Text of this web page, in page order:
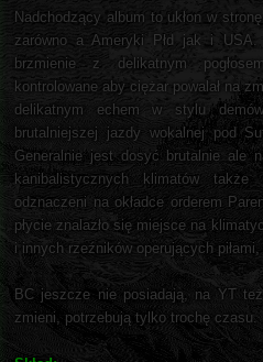
Nadchodzący album to ukłon w
zarówno a Ameryki Płd jak i
brzmienie z delikatnym
kontrolowane aby ciężar powalał na
delikatnym echem w stylu
brutalniejszej jazdy wokalnej pod
Generalnie jest dosyć brutalnie ale
kanibalistycznych klimatów
odznaczeni na okładce orderem
płycie znalazło się miejsce na
i innych rzeźników operujących piłami,
BC jeszcze nie posiadają, na YT
zmieni, potrzebują tylko trochę czasu.